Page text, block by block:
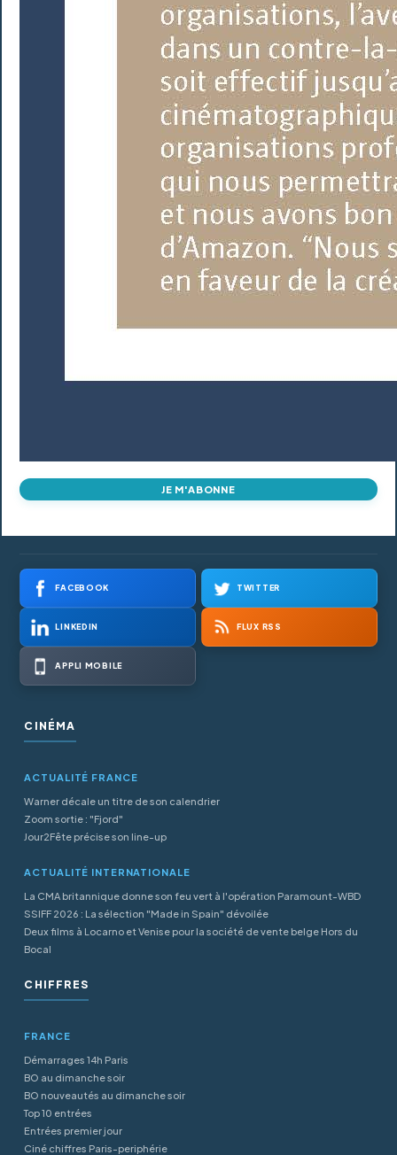
JE M'ABONNE
FACEBOOK TWITTER
LINKEDIN FLUX RSS
APPLI MOBILE
CINÉMA
ACTUALITÉ FRANCE
Warner décale un titre de son calendrier
Zoom sortie : "Fjord"
Jour2Fête précise son line-up
ACTUALITÉ INTERNATIONALE
La CMA britannique donne son feu vert à l'opération Paramount-WBD
SSIFF 2026 : La sélection "Made in Spain" dévoilée
Deux films à Locarno et Venise pour la société de vente belge Hors du
Bocal
CHIFFRES
FRANCE
Démarrages 14h Paris
BO au dimanche soir
BO nouveautés au dimanche soir
Top 10 entrées
Entrées premier jour
Ciné chiffres Paris-periphérie